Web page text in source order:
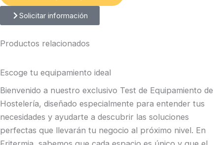
Solicitar información
Productos relacionados
Escoge tu equipamiento ideal
Bienvenido a nuestro exclusivo Test de Equipamiento de
Hostelería, diseñado especialmente para entender tus
necesidades y ayudarte a descubrir las soluciones
perfectas que llevarán tu negocio al próximo nivel. En